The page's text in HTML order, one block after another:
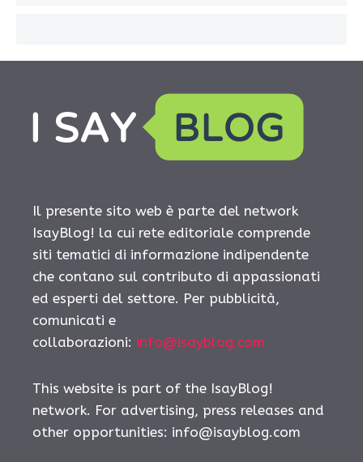
Il presente sito web è parte del network
IsayBlog! la cui rete editoriale comprende
siti tematici di informazione indipendente
che contano sul contributo di appassionati
ed esperti del settore. Per pubblicità,
comunicati e
collaborazioni: info@isayblog.com
This website is part of the IsayBlog!
network. For advertising, press releases and
other opportunities: info@isayblog.com